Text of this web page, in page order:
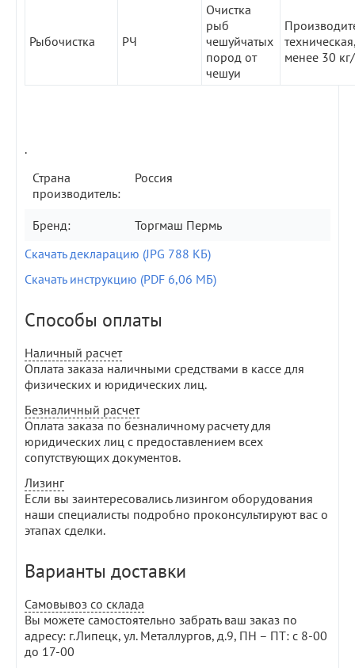
Рыбочистка РЧ
Очистка
рыб
чешуйчатых
пород от
чешуи
менее 30
.
Страна
производитель:
Россия
Бренд:
Торгмаш Пермь
Скачать декларацию (JPG 788 КБ)
Скачать инструкцию (PDF 6,06 МБ)
Способы оплаты
Наличный расчет
Оплата заказа наличными средствами в кассе для
физических и юридических лиц.
Безналичный расчет
Оплата заказа по безналичному расчету для
юридических лиц с предоставлением всех
сопутствующих документов.
Лизинг
Если вы заинтересовались лизингом оборудования
наши специалисты подробно проконсультируют вас о
этапах сделки.
Варианты доставки
Самовывоз со склада
Вы можете самостоятельно забрать ваш заказ по
адресу: г.Липецк, ул. Металлургов, д.9, ПН – ПТ: с 8-00
до 17-00